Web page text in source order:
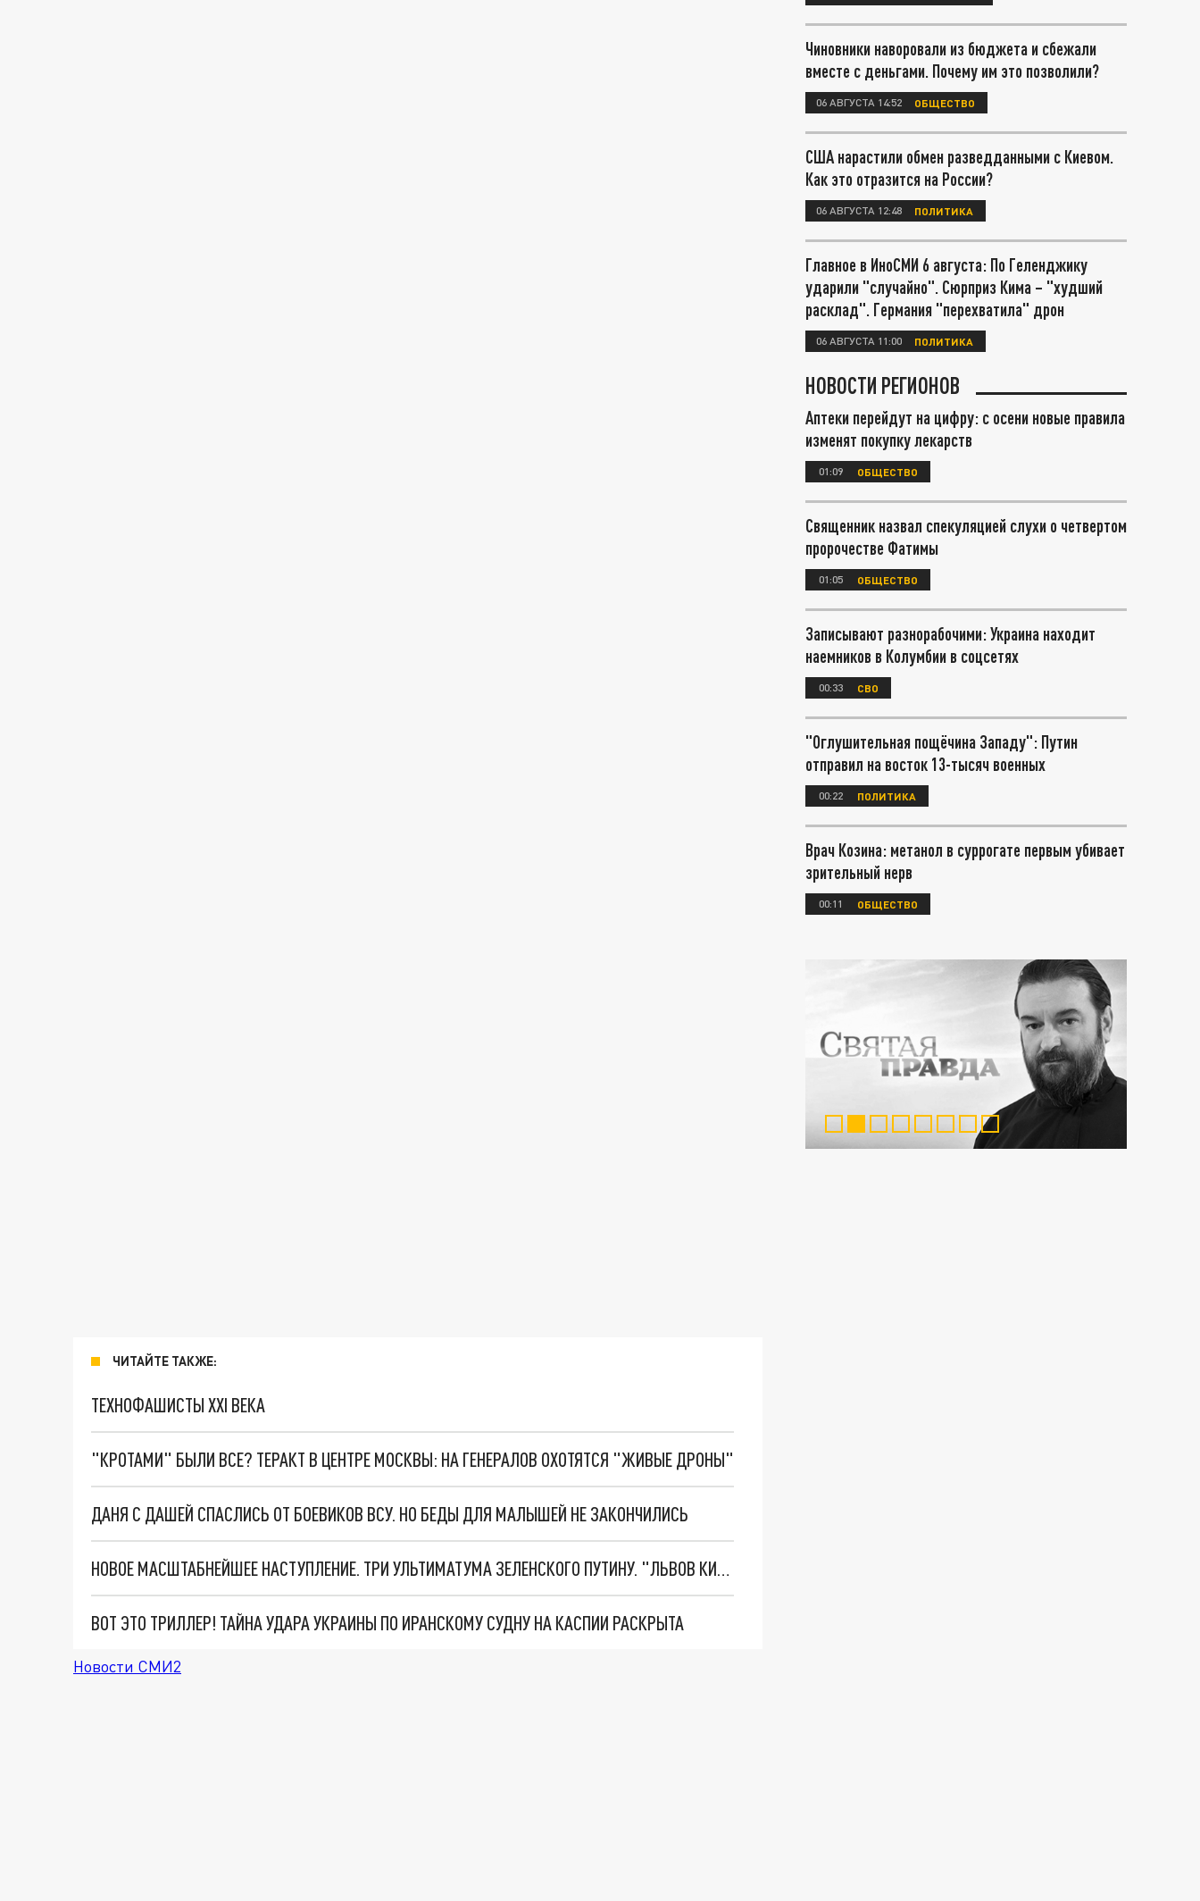
ЧИТАЙТЕ ТАКЖЕ:
ТЕХНОФАШИСТЫ XXI ВЕКА
"КРОТАМИ" БЫЛИ ВСЕ? ТЕРАКТ В ЦЕНТРЕ МОСКВЫ: НА ГЕНЕРАЛОВ ОХОТЯТСЯ "ЖИВЫЕ ДРОНЫ"
ДАНЯ С ДАШЕЙ СПАСЛИСЬ ОТ БОЕВИКОВ ВСУ. НО БЕДЫ ДЛЯ МАЛЫШЕЙ НЕ ЗАКОНЧИЛИСЬ
НОВОЕ МАСШТАБНЕЙШЕЕ НАСТУПЛЕНИЕ. ТРИ УЛЬТИМАТУМА ЗЕЛЕНСКОГО ПУТИНУ. "ЛЬВОВ КИМА" ПОСТАВЯТ НА ПВО? ГЛОБАЛЬНЫЙ ПРОРЫВ ПОД ЗАПОРОЖЬЕМ
ВОТ ЭТО ТРИЛЛЕР! ТАЙНА УДАРА УКРАИНЫ ПО ИРАНСКОМУ СУДНУ НА КАСПИИ РАСКРЫТА
Новости СМИ2
Чиновники наворовали из бюджета и сбежали
вместе с деньгами. Почему им это позволили?
06 АВГУСТА 14:52 ОБЩЕСТВО
США нарастили обмен разведданными с Киевом.
Как это отразится на России?
06 АВГУСТА 12:48 ПОЛИТИКА
Главное в ИноСМИ 6 августа: По Геленджику
ударили "случайно". Сюрприз Кима – "худший
расклад". Германия "перехватила" дрон
06 АВГУСТА 11:00 ПОЛИТИКА
НОВОСТИ РЕГИОНОВ
Аптеки перейдут на цифру: с осени новые правила
изменят покупку лекарств
01:09 ОБЩЕСТВО
Священник назвал спекуляцией слухи о четвертом
пророчестве Фатимы
01:05 ОБЩЕСТВО
Записывают разнорабочими: Украина находит
наемников в Колумбии в соцсетях
00:33 СВО
"Оглушительная пощёчина Западу": Путин
отправил на восток 13-тысяч военных
00:22 ПОЛИТИКА
Врач Козина: метанол в суррогате первым убивает
зрительный нерв
00:11 ОБЩЕСТВО